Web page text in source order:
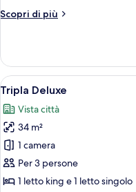
Scopri di più
Altri
Deluxe,
vista
città
Apri
tutte
le
foto
per
Tripla
Deluxe
10
Tripla Deluxe
Vista città
34 m²
1 camera
Per 3 persone
1 letto king e 1 letto singolo